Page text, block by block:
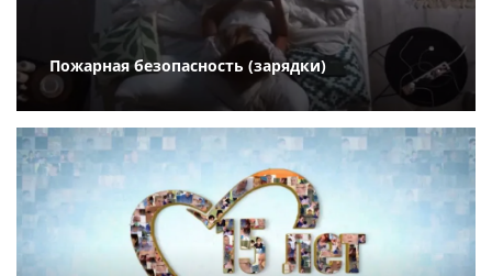
Пожарная безопасность (зарядки)